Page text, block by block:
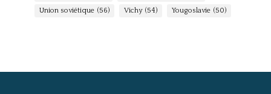
Union soviétique (56) Vichy (54) Yougoslavie (50)